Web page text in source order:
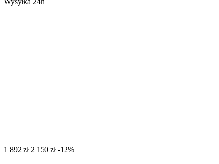
‍1 892‍ zł ‍2 150‍ zł -12%